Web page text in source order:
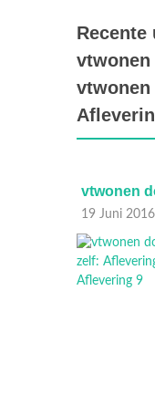
Recente
vtwonen
vtwonen
vtwonen
19 Juni 2016